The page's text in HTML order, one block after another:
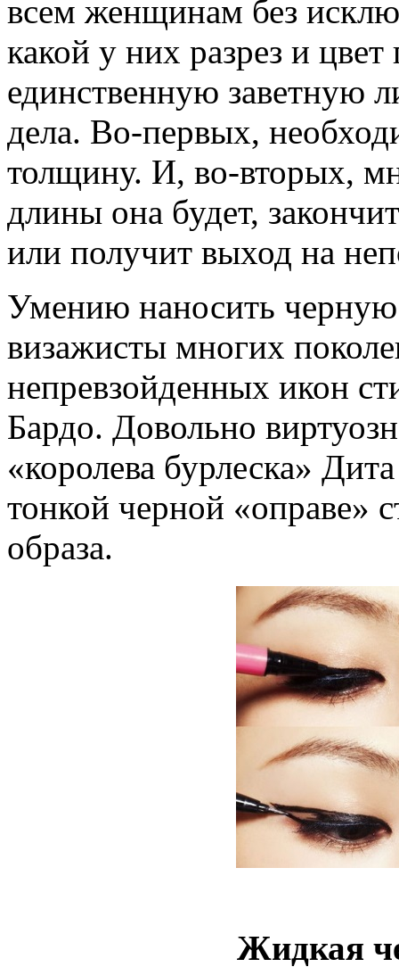
всем женщинам без
какой у них разрез и
единственную заветную
дела. Во-первых,
толщину. И, во-вторых,
длины она будет,
или получит выход на
Умению наносить черную
визажисты многих
непревзойденных икон
Бардо. Довольно
«королева бурлеска»
тонкой черной «оправе»
образа.
Жидкая